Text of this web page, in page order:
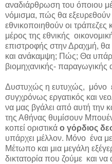
αναδιάρθρωση του όποιου
νόμισμα, πώς θα
εθνικοποιηθούν οι τράπεζες
μέρος της εθνικής
επιστροφής στην Δραχμή, θα
και ανάκαμψη; Πώς; Θα
βιομηχανικής- παραγωγικής
Δυστυχώς η ευτυχώς, μόνο
συγχρόνως εργατικός και
να μας βγάλει από αυτή την
της Αθήνας θυμίσουν
κοπεί οριστικά ο γόρδιος
υπάρχει μέλλον. Μόνο ένα
Μέτωπο και μια μεγάλη
δικτατορία που ζούμε και να